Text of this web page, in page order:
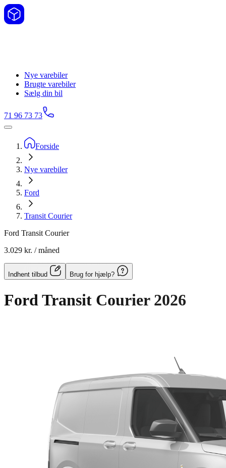
Nye varebiler
Brugte varebiler
Sælg din bil
71 96 73 73
Forside
Nye varebiler
Ford
Transit Courier
Ford Transit Courier
3.029 kr. / måned
Indhent tilbud Brug for hjælp?
Ford Transit Courier 2026